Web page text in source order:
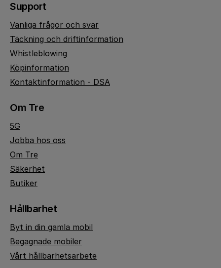
Support
Vanliga frågor och svar
Täckning och driftinformation
Whistleblowing
Köpinformation
Kontaktinformation - DSA
Om Tre
5G
Jobba hos oss
Om Tre
Säkerhet
Butiker
Hållbarhet
Byt in din gamla mobil
Begagnade mobiler
Vårt hållbarhetsarbete